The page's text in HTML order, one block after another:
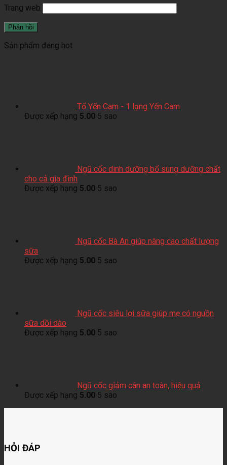
Trang web
Sản phẩm đang hot
Tổ Yến Cam - 1 lạng Yến Cam
Được xếp hạng 5.00 5 sao
Ngũ cốc dinh dưỡng bổ sung dưỡng chất
cho cả gia đình
Được xếp hạng 5.00 5 sao
Ngũ cốc Bà An giúp nâng cao chất lượng
sữa
Được xếp hạng 5.00 5 sao
Ngũ cốc siêu lợi sữa giúp mẹ có nguồn
sữa dồi dào
Được xếp hạng 5.00 5 sao
Ngũ cốc giảm cân an toàn, hiệu quả
Được xếp hạng 5.00 5 sao
HỎI ĐÁP